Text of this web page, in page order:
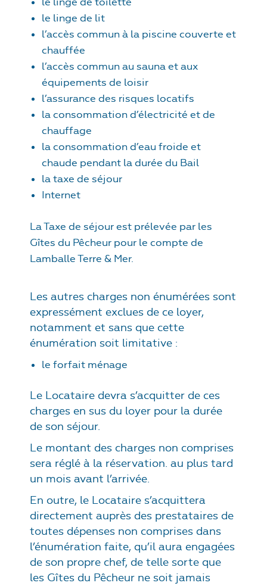
le linge de lit
l’accès commun à la piscine couverte et
chauffée
l’accès commun au sauna et aux
équipements de loisir
l’assurance des risques locatifs
la consommation d’électricité et de
chauffage
la consommation d’eau froide et
chaude pendant la durée du Bail
la taxe de séjour
Internet
La Taxe de séjour est prélevée par les
Gîtes du Pêcheur pour le compte de
Lamballe Terre & Mer.
Les autres charges non énumérées sont
expressément exclues de ce loyer,
notamment et sans que cette
énumération soit limitative :
le forfait ménage
Le Locataire devra s’acquitter de ces
charges en sus du loyer pour la durée
de son séjour.
Le montant des charges non comprises
sera réglé à la réservation. au plus tard
un mois avant l’arrivée.
En outre, le Locataire s’acquittera
directement auprès des prestataires de
toutes dépenses non comprises dans
l’énumération faite, qu’il aura engagées
de son propre chef, de telle sorte que
les Gîtes du Pêcheur ne soit jamais